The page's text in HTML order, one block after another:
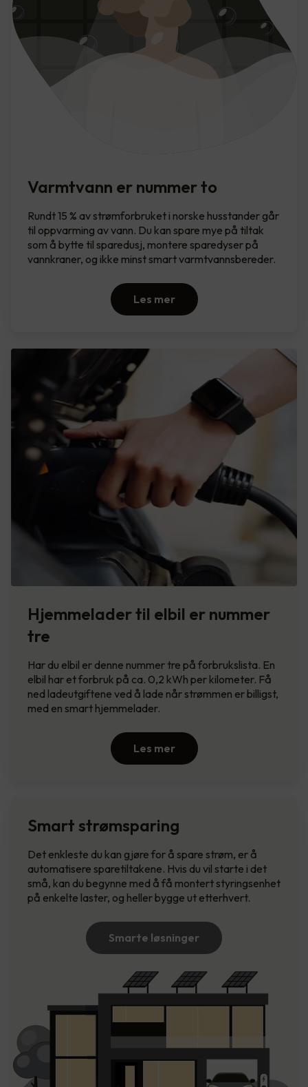
Varmtvann er nummer to
Rundt 15 % av strømforbruket i norske husstander går
til oppvarming av vann. Du kan spare mye på tiltak
som å bytte til sparedusj, montere sparedyser på
vannkraner, og ikke minst smart varmtvannsbereder.
Les mer
Hjemmelader til elbil er nummer
tre
Har du elbil er denne nummer tre på forbrukslista. En
elbil har et forbruk på ca. 0,2 kWh per kilometer. Få
ned ladeutgiftene ved å lade når strømmen er billigst,
med en smart hjemmelader.
Les mer
Smart strømsparing
Det enkleste du kan gjøre for å spare strøm, er å
automatisere sparetiltakene. Hvis du vil starte i det
små, kan du begynne med å få montert styringsenhet
på enkelte laster, og heller bygge ut etterhvert.
Smarte løsninger